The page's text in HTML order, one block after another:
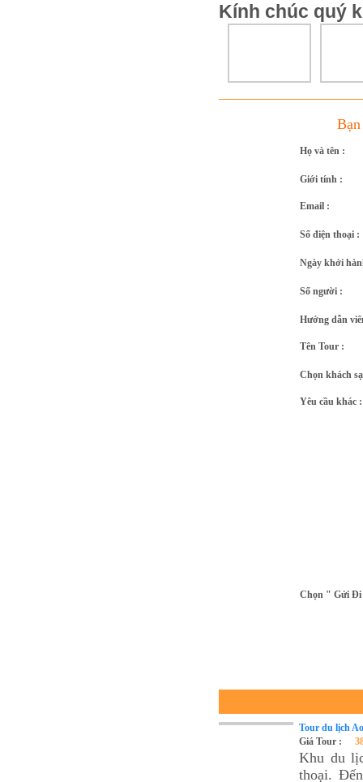
Kính chúc quý
Họ và tên :
Giới tính :
Email :
Số điện thoại :
Ngày khởi
Số người :
Hướng dẫn
Tên Tour :
Chọn khách
Yêu cầu khác :
Chọn " Gửi Đi
Tour du lịch
Giá Tour :
Khu du
thoại.